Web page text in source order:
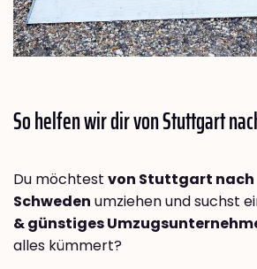
So helfen wir dir von Stuttgart
Du möchtest von Stuttgart nach
Schweden umziehen und suchst
& günstiges
alles kümmert?